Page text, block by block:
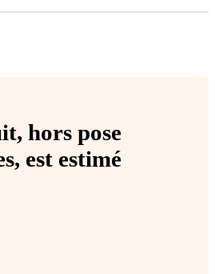
hors pose
, est estimé